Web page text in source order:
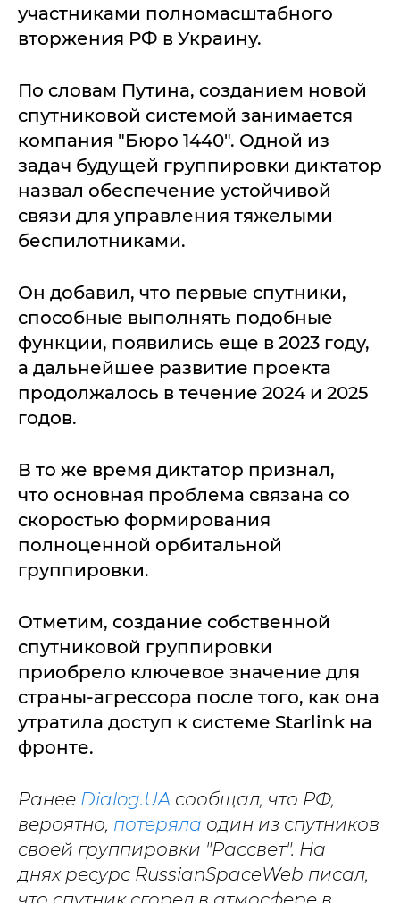
участниками полномасштабного
вторжения РФ в Украину.
По словам Путина, созданием новой
спутниковой системой занимается
компания "Бюро 1440". Одной из
задач будущей группировки диктатор
назвал обеспечение устойчивой
связи для управления тяжелыми
беспилотниками.
Он добавил, что первые спутники,
способные выполнять подобные
функции, появились еще в 2023 году,
а дальнейшее развитие проекта
продолжалось в течение 2024 и 2025
годов.
В то же время диктатор признал,
что основная проблема связана со
скоростью формирования
полноценной орбитальной
группировки.
Отметим, создание собственной
спутниковой группировки
приобрело ключевое значение для
страны-агрессора после того, как она
утратила доступ к системе Starlink на
фронте.
Ранее Dialog.UA сообщал, что РФ,
вероятно, потеряла один из спутников
своей группировки "Рассвет". На
днях ресурс RussianSpaceWeb писал,